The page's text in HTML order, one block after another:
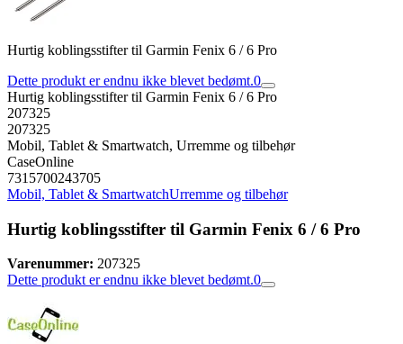
Hurtig koblingsstifter til Garmin Fenix ​​6 / 6 Pro
Dette produkt er endnu ikke blevet bedømt.0
Hurtig koblingsstifter til Garmin Fenix ​​6 / 6 Pro
207325
207325
Mobil, Tablet & Smartwatch, Urremme og tilbehør
CaseOnline
7315700243705
Mobil, Tablet & SmartwatchUrremme og tilbehør
Hurtig koblingsstifter til Garmin Fenix ​​6 / 6 Pro
Varenummer: 207325
Dette produkt er endnu ikke blevet bedømt.0